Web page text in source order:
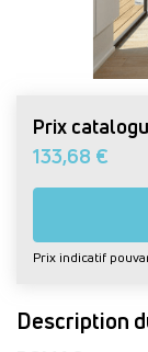
Prix
133,68 €
Prix indicatif
Description